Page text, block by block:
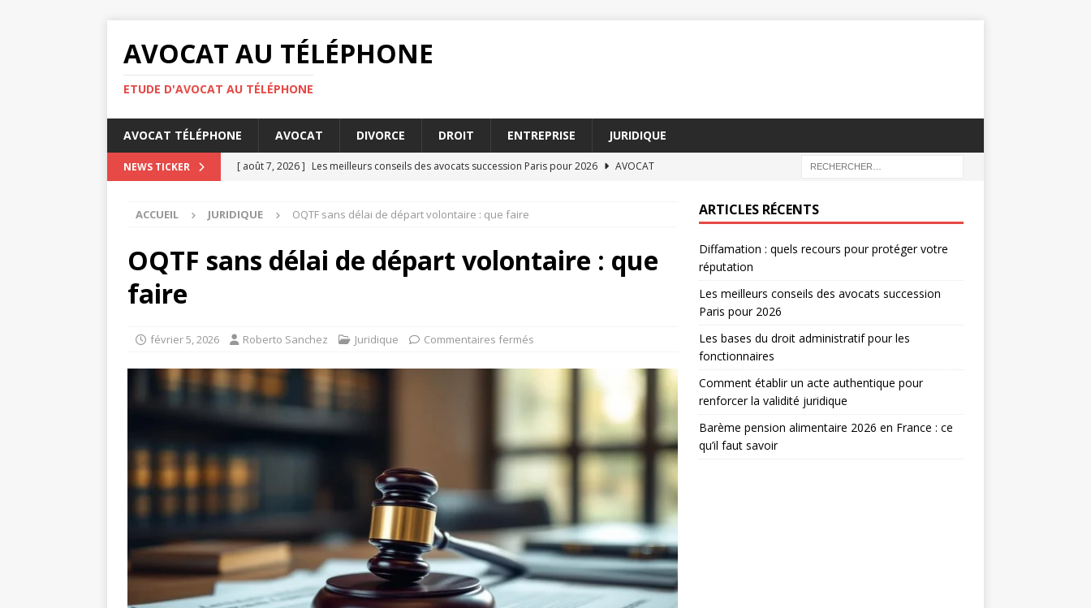
AVOCAT AU TÉLÉPHONE
ETUDE D'AVOCAT AU TÉLÉPHONE
AVOCAT TÉLÉPHONE AVOCAT DIVORCE DROIT ENTREPRISE JURIDIQUE
NEWS TICKER [ août 7, 2026 ] Les meilleurs conseils des avocats succession Paris pour 2026
AVOCAT
[ août 4, 2026 ] Comment établir un acte authentique pour renforcer la validité juridique
Barème pension alimentaire 2026 en France : ce qu’il faut savoir
DIVORCE
ACCUEIL JURIDIQUE OQTF sans délai de départ volontaire : que faire
OQTF sans délai de départ volontaire : que
faire
février 5, 2026 Roberto Sanchez Juridique Commentaires fermés
ARTICLES RÉCENTS
Diffamation : quels recours pour protéger votre
réputation
Les meilleurs conseils des avocats succession
Paris pour 2026
Les bases du droit administratif pour les
fonctionnaires
Comment établir un acte authentique pour
renforcer la validité juridique
Barème pension alimentaire 2026 en France : ce
qu’il faut savoir